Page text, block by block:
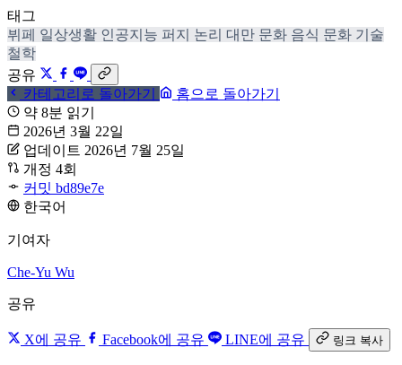
태그
뷔페 일상생활 인공지능 퍼지 논리 대만 문화 음식 문화 기술
철학
공유
카테고리로 돌아가기
홈으로 돌아가기
약 8분 읽기
2026년 3월 22일
업데이트 2026년 7월 25일
개정 4회
커밋 bd89e7e
한국어
기여자
Che-Yu Wu
공유
X에 공유 Facebook에 공유 LINE에 공유 링크 복사